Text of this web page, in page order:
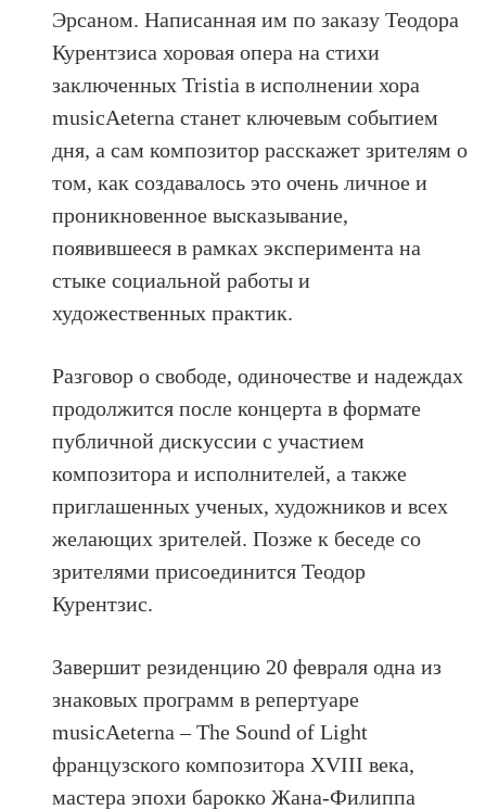
Эрсаном. Написанная им по заказу Теодора
Курентзиса хоровая опера на стихи
заключенных Tristia в исполнении хора
musicAeterna станет ключевым событием
дня, а сам композитор расскажет зрителям о
том, как создавалось это очень личное и
проникновенное высказывание,
появившееся в рамках эксперимента на
стыке социальной работы и
художественных практик.
Разговор о свободе, одиночестве и надеждах
продолжится после концерта в формате
публичной дискуссии с участием
композитора и исполнителей, а также
приглашенных ученых, художников и всех
желающих зрителей. Позже к беседе со
зрителями присоединится Теодор
Курентзис.
Завершит резиденцию 20 февраля одна из
знаковых программ в репертуаре
musicAeterna – Тhе Sound of Light
французского композитора XVIII века,
мастера эпохи барокко Жана-Филиппа